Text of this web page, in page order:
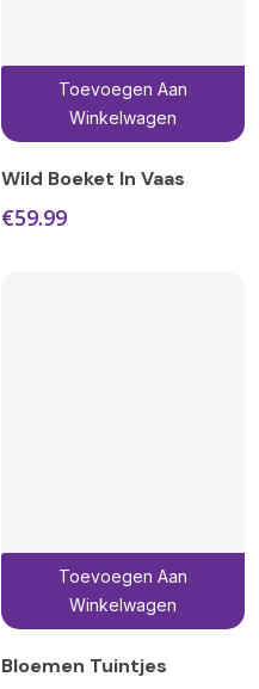
Toevoegen Aan
Winkelwagen
Wild Boeket In Vaas
€59.99
Toevoegen Aan
Winkelwagen
Bloemen Tuintjes